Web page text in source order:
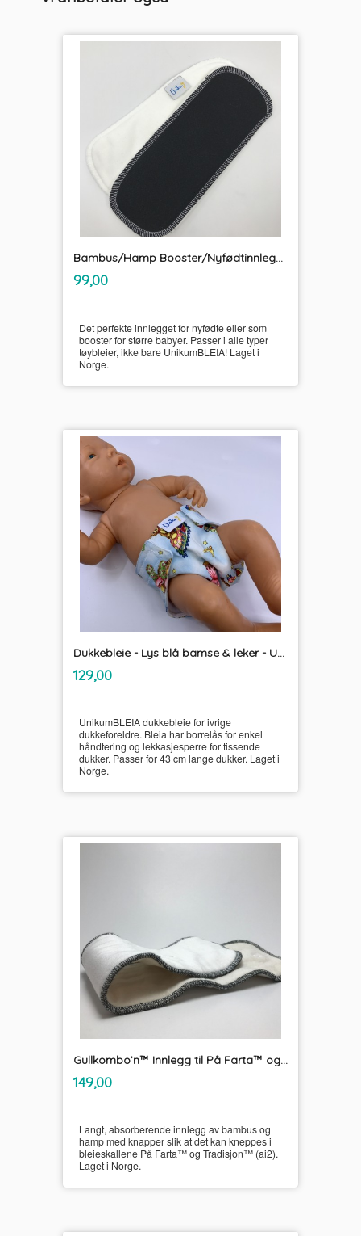
Bambus/Hamp Booster/Nyfødtinnlegg UnikumBLEIA
Pris
99,00inkl.
mva.
Det perfekte innlegget for nyfødte eller som
booster for større babyer. Passer i alle typer
tøybleier, ikke bare UnikumBLEIA! Laget i
Norge.
Dukkebleie - Lys blå bamse & leker - UnikumBLEIA tøybleier
Pris
129,00mva.
UnikumBLEIA dukkebleie for ivrige
dukkeforeldre. Bleia har borrelås for enkel
håndtering og lekkasjesperre for tissende
dukker. Passer for 43 cm lange dukker. Laget i
Norge.
Gullkombo’n™ Innlegg til På Farta™ og Tradisjon™ UnikumBLEIA
Pris
149,00mva.
Langt, absorberende innlegg av bambus og
hamp med knapper slik at det kan kneppes i
bleieskallene På Farta™ og Tradisjon™ (ai2).
Laget i Norge.